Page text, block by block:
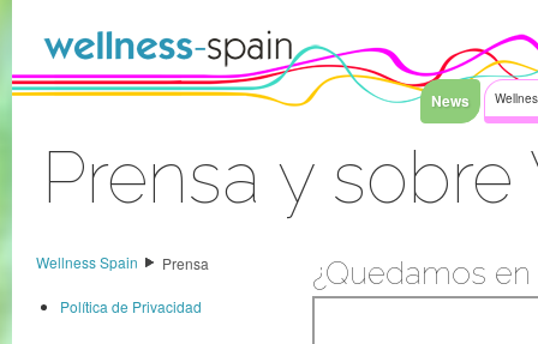
News
Prensa y
Wellness Spain
Prensa
Política de Privacidad
¿Quedamos